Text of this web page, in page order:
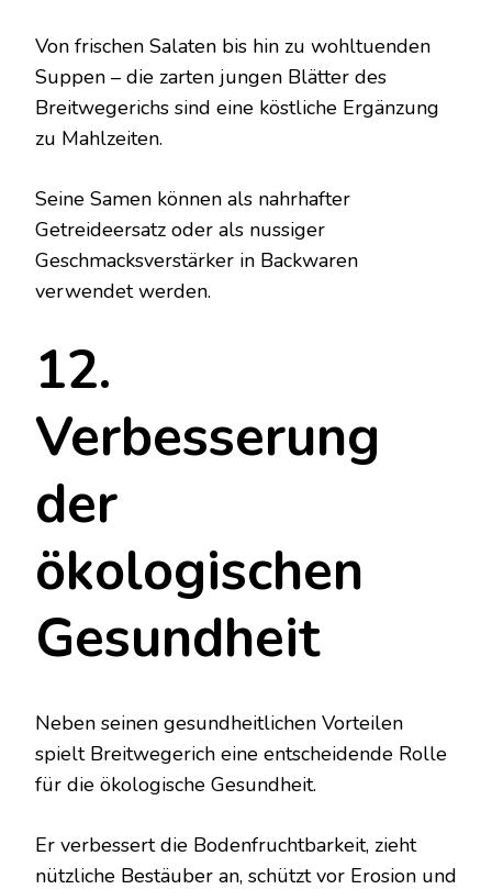
Von frischen Salaten bis hin zu wohltuenden
Suppen – die zarten jungen Blätter des
Breitwegerichs sind eine köstliche Ergänzung
zu Mahlzeiten.
Seine Samen können als nahrhafter
Getreideersatz oder als nussiger
Geschmacksverstärker in Backwaren
verwendet werden.
12.
Verbesserung
der
ökologischen
Gesundheit
Neben seinen gesundheitlichen Vorteilen
spielt Breitwegerich eine entscheidende Rolle
für die ökologische Gesundheit.
Er verbessert die Bodenfruchtbarkeit, zieht
nützliche Bestäuber an, schützt vor Erosion und